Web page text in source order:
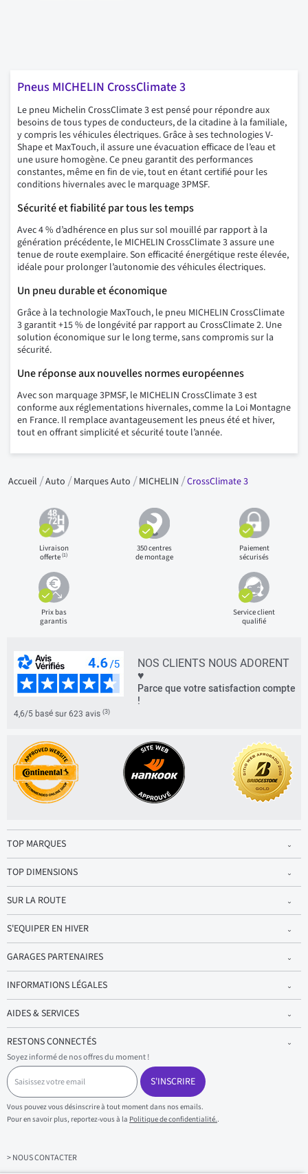
Pneus MICHELIN CrossClimate 3
Le pneu Michelin CrossClimate 3 est pensé pour répondre aux
besoins de tous types de conducteurs, de la citadine à la familiale,
y compris les véhicules électriques. Grâce à ses technologies V-
Shape et MaxTouch, il assure une évacuation efficace de l’eau et
une usure homogène. Ce pneu garantit des performances
constantes, même en fin de vie, tout en étant certifié pour les
conditions hivernales avec le marquage 3PMSF.
Sécurité et fiabilité par tous les temps
Avec 4 % d’adhérence en plus sur sol mouillé par rapport à la
génération précédente, le MICHELIN CrossClimate 3 assure une
tenue de route exemplaire. Son efficacité énergétique reste élevée,
idéale pour prolonger l’autonomie des véhicules électriques.
Un pneu durable et économique
Grâce à la technologie MaxTouch, le pneu MICHELIN CrossClimate
3 garantit +15 % de longévité par rapport au CrossClimate 2. Une
solution économique sur le long terme, sans compromis sur la
sécurité.
Une réponse aux nouvelles normes européennes
Avec son marquage 3PMSF, le MICHELIN CrossClimate 3 est
conforme aux réglementations hivernales, comme la Loi Montagne
en France. Il remplace avantageusement les pneus été et hiver,
tout en offrant simplicité et sécurité toute l’année.
Accueil Auto Marques Auto MICHELIN CrossClimate 3
Livraison
offerte(1)
350 centres
de montage
Paiement
sécurisés
Prix bas
garantis
Service client
qualifié
NOS CLIENTS NOUS ADORENT
♥
Parce que votre satisfaction compte
!
4,6/5 basé sur 623 avis (3)
TOP MARQUES
TOP DIMENSIONS
SUR LA ROUTE
S'EQUIPER EN HIVER
GARAGES PARTENAIRES
INFORMATIONS LÉGALES
AIDES & SERVICES
RESTONS CONNECTÉS
Soyez informé de nos offres du moment !
S
a
i
s
i
s
z
v
S'INSCRIRE
Vous pouvez vous désinscrire à tout moment dans nos emails.
Pour en savoir plus, reportez-vous à la Politique de confidentialité..
> NOUS CONTACTER